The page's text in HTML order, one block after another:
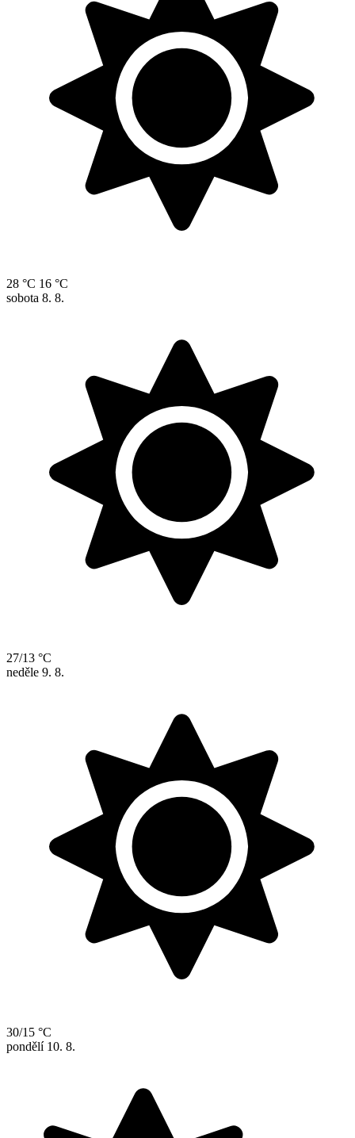
28 °C 16 °C
sobota 8. 8.
27/13 °C
neděle 9. 8.
30/15 °C
pondělí 10. 8.